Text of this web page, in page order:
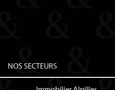
NOS SECTEURS